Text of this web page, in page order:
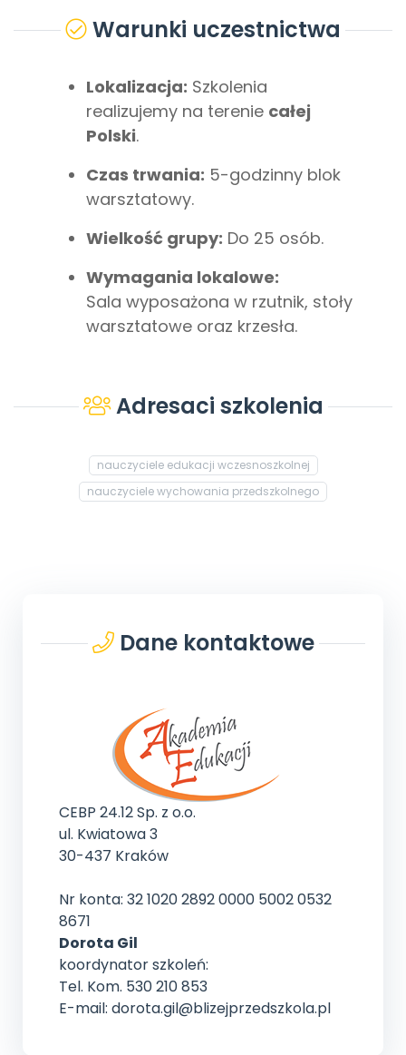
Warunki uczestnictwa
Lokalizacja: Szkolenia
realizujemy na terenie całej
Polski.
Czas trwania: 5-godzinny blok
warsztatowy.
Wielkość grupy: Do 25 osób.
Wymagania lokalowe:
Sala wyposażona w rzutnik, stoły
warsztatowe oraz krzesła.
Adresaci szkolenia
nauczyciele edukacji wczesnoszkolnej
nauczyciele wychowania przedszkolnego
Dane kontaktowe
CEBP 24.12 Sp. z o.o.
ul. Kwiatowa 3
30-437 Kraków
Nr konta: 32 1020 2892 0000 5002 0532
8671
Dorota Gil
koordynator szkoleń:
Tel. Kom. 530 210 853
E-mail: dorota.gil@blizejprzedszkola.pl